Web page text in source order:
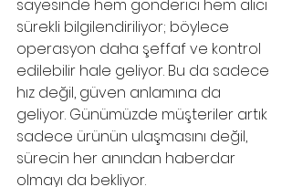
sayesinde hem gönderici hem alıcı
sürekli bilgilendiriliyor; böylece
operasyon daha şeffaf ve kontrol
edilebilir hale geliyor. Bu da sadece
hız değil, güven anlamına da
geliyor. Günümüzde müşteriler artık
sadece ürünün ulaşmasını değil,
sürecin her anından haberdar
olmayı da bekliyor.